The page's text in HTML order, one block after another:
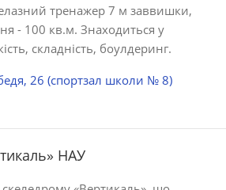
тренажер 7 м заввишки,
- 100 кв.м. Знаходиться у
складність, боулдеринг.
26 (спортзал школи № 8)
НАУ